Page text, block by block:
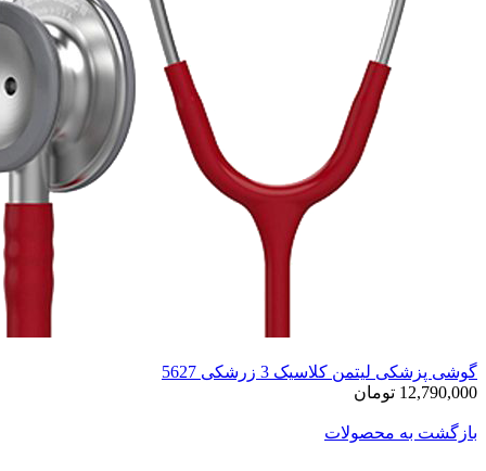
گوشی پزشکی لیتمن کلاسیک 3 زرشکی 5627
12,790,000 تومان
بازگشت به محصولات